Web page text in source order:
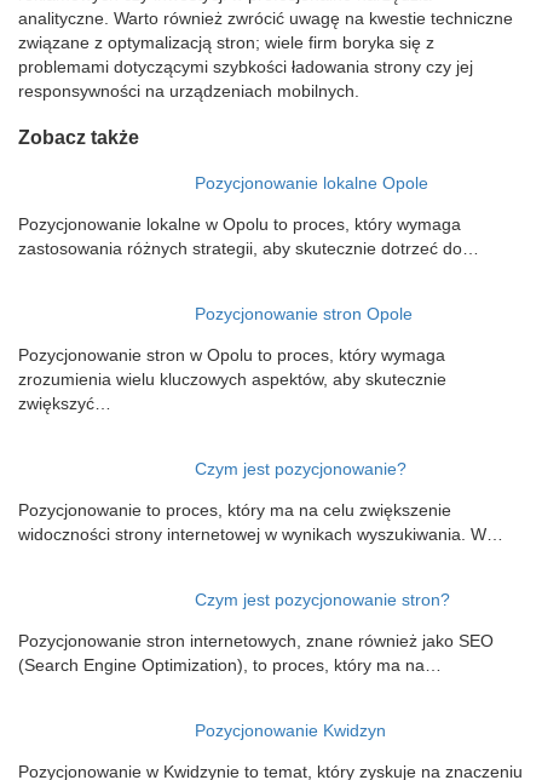
analityczne. Warto również zwrócić uwagę na kwestie techniczne
związane z optymalizacją stron; wiele firm boryka się z
problemami dotyczącymi szybkości ładowania strony czy jej
responsywności na urządzeniach mobilnych.
Zobacz także
Pozycjonowanie lokalne Opole
Pozycjonowanie lokalne w Opolu to proces, który wymaga
zastosowania różnych strategii, aby skutecznie dotrzeć do…
Pozycjonowanie stron Opole
Pozycjonowanie stron w Opolu to proces, który wymaga
zrozumienia wielu kluczowych aspektów, aby skutecznie
zwiększyć…
Czym jest pozycjonowanie?
Pozycjonowanie to proces, który ma na celu zwiększenie
widoczności strony internetowej w wynikach wyszukiwania. W…
Czym jest pozycjonowanie stron?
Pozycjonowanie stron internetowych, znane również jako SEO
(Search Engine Optimization), to proces, który ma na…
Pozycjonowanie Kwidzyn
Pozycjonowanie w Kwidzynie to temat, który zyskuje na znaczeniu